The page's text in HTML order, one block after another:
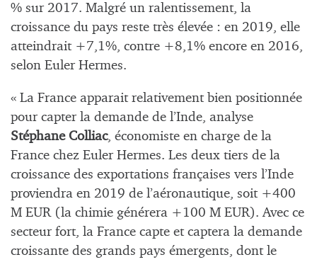
% sur 2017. Malgré un ralentissement, la
croissance du pays reste très élevée : en 2019, elle
atteindrait +7,1%, contre +8,1% encore en 2016,
selon Euler Hermes.
« La France apparait relativement bien positionnée
pour capter la demande de l’Inde, analyse
Stéphane Colliac, économiste en charge de la
France chez Euler Hermes. Les deux tiers de la
croissance des exportations françaises vers l’Inde
proviendra en 2019 de l’aéronautique, soit +400
M EUR (la chimie générera +100 M EUR). Avec ce
secteur fort, la France capte et captera la demande
croissante des grands pays émergents, dont le